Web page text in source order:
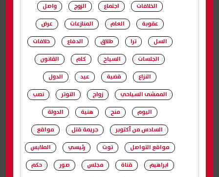
الخلافات
اجتماع الزوج
واصل
عقوبة
العام المنازعات
عرض
السل
ترا طلاق الدفاع
خلافات
الجلسات
السياح كام
القانون
النزاع
قضية عيد
الدول
الممشى السياحي
زواج التوتر
نصب
اليوم
منح هنية
الدولة
السادس من أكتوبر
جريمة قتل
مواقع
مواقع التواصل
توت رئيسي
الملابس
ابراهيم
قناة مجلس صور
حكم